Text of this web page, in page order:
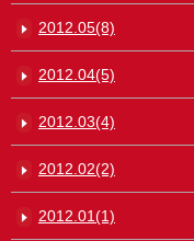
2012.05(8)
2012.04(5)
2012.03(4)
2012.02(2)
2012.01(1)